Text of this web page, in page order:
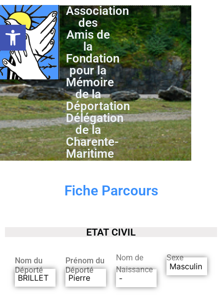
Ouvrir la barre d’outils
Association
des
Amis de
la
Fondation
pour la
Mémoire
de la
Déportation
Délégation
de la
Charente-
Maritime
Fiche Parcours
ETAT CIVIL
Nom du
Déporté
BRILLET
Prénom du
Déporté
Pierre
Nom de
Naissance
-
Sexe
Masculin